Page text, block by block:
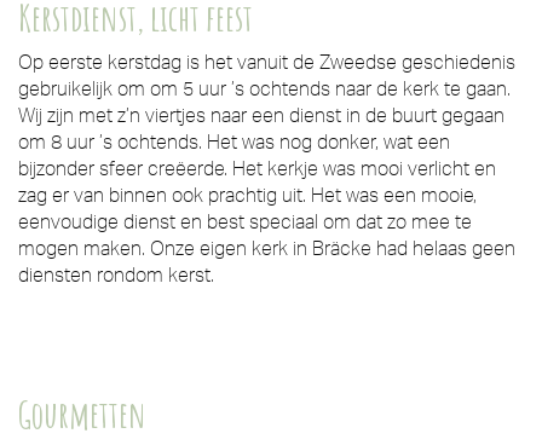
Kerstdienst, licht feest
Op eerste kerstdag is het vanuit de Zweedse geschiedenis
gebruikelijk om om 5 uur ’s ochtends naar de kerk te gaan.
Wij zijn met z’n viertjes naar een dienst in de buurt gegaan
om 8 uur ’s ochtends. Het was nog donker, wat een
bijzonder sfeer creëerde. Het kerkje was mooi verlicht en
zag er van binnen ook prachtig uit. Het was een mooie,
eenvoudige dienst en best speciaal om dat zo mee te
mogen maken. Onze eigen kerk in Bräcke had helaas geen
diensten rondom kerst.
Gourmetten